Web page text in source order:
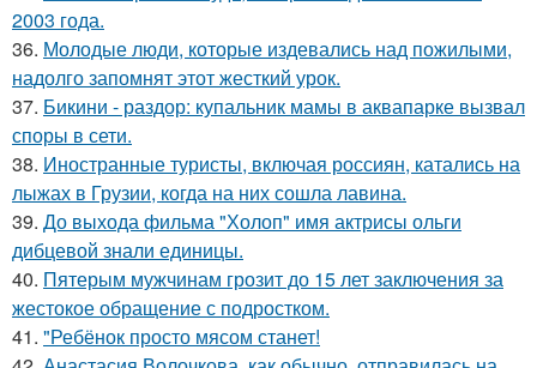
2003 года.
36. Молодые люди, которые издевались над пожилыми,
надолго запомнят этот жесткий урок.
37. Бикини - раздор: купальник мамы в аквапарке вызвал
споры в сети.
38. Иностранные туристы, включая россиян, катались на
лыжах в Грузии, когда на них сошла лавина.
39. До выхода фильма "Холоп" имя актрисы ольги
дибцевой знали единицы.
40. Пятерым мужчинам грозит до 15 лет заключения за
жестокое обращение с подростком.
41. "Ребёнок просто мясом станет!